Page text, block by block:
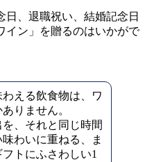
日、退職祝い、結婚記念日
イン」を贈るのはいかがで
える飲食物は、ワ
りません。
、それと同じ時間
わいに重ねる、ま
トにふさわしい1